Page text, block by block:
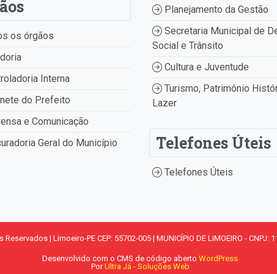
os órgãos
Interna
do Prefeito
e Comunicação
Geral do Município
Planejamento da Gestão
Secretaria Municipal de
Social e Trânsito
Cultura e Juventude
Turismo, Patrimônio
Lazer
Telefones Úteis
Telefones Úteis
| Limoeiro-PE CEP: 55702-005 | MUNICÍPIO DE LIMOEIRO - CNPJ:
Desenvolvido com o CMS de código aberto WordPress
PorUltra Já - Soluções Web